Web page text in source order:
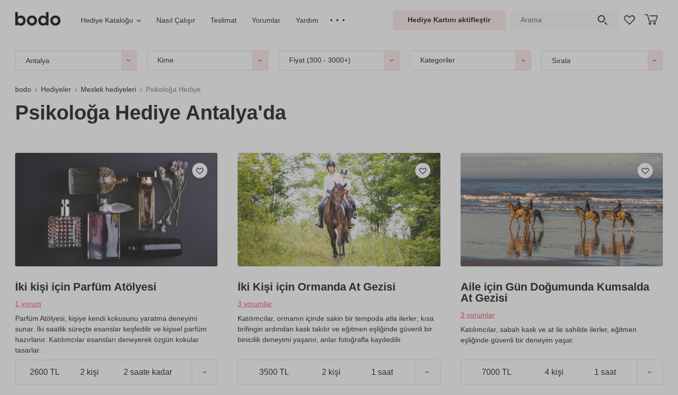
Hediye Kataloğu Nasıl Çalışır Teslimat Yorumlar Yardım Hediye Kartını aktifleştir
Antalya Kime Fiyat (300 - 3000+) Kategoriler Sırala
bodo Hediyeler Meslek hediyeleri Psikoloğa Hediye
Psikoloğa Hediye Antalya'da
İki kişi için Parfüm Atölyesi
1 yorum
Parfüm Atölyesi, kişiye kendi kokusunu yaratma deneyimi
sunar. İki saatlik süreçte esanslar keşfedilir ve kişisel parfüm
hazırlanır. Katılımcılar esansları deneyerek özgün kokular
tasarlar.
2600 TL 2 kişi 2 saate kadar
İki Kişi için Ormanda At Gezisi
3 yorumlar
Katılımcılar, ormanın içinde sakin bir tempoda atla ilerler; kısa
brifingin ardından kask takılır ve eğitmen eşliğinde güvenli bir
binicilik deneyimi yaşanır, anlar fotoğrafla kaydedilir.
3500 TL 2 kişi 1 saat
Aile için Gün Doğumunda Kumsalda
At Gezisi
3 yorumlar
Katılımcılar, sabah kask ve at ile sahilde ilerler, eğitmen
eşliğinde güvenli bir deneyim yaşar.
7000 TL 4 kişi 1 saat